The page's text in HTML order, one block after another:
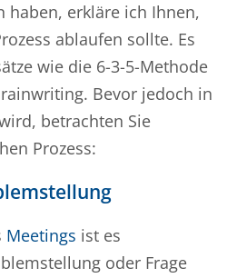
haben, erkläre ich Ihnen,
ablaufen sollte. Es
wie die 6-3-5-Methode
Bevor jedoch in
betrachten Sie
Prozess:
Meetings ist es
oder Frage